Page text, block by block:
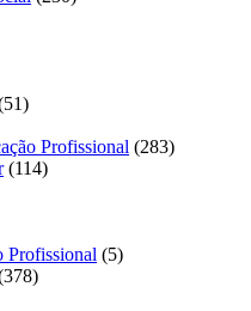
Profissional (283)
(114)
Profissional (5)